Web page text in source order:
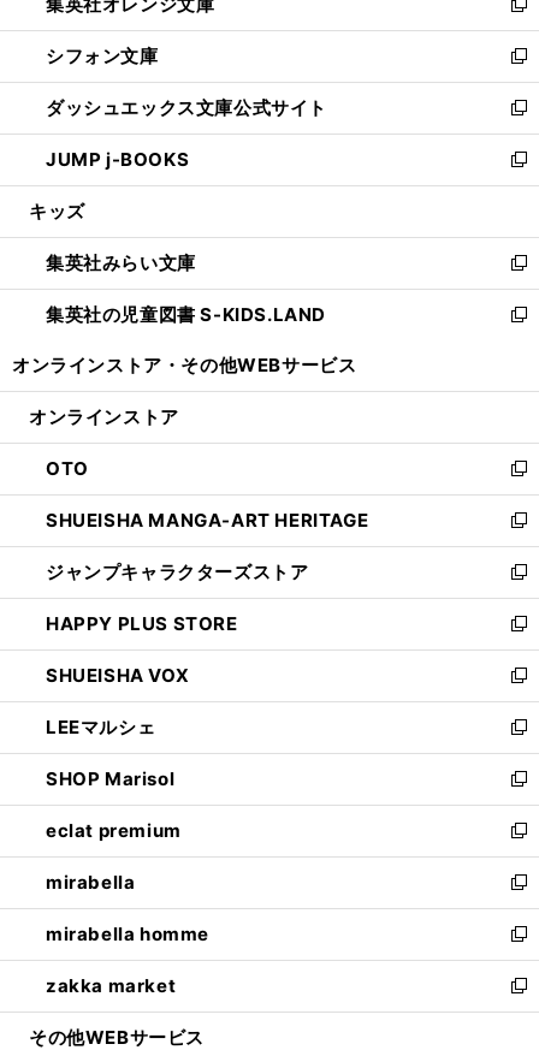
で
開
く
ド
ウ
で
開
く
い
ウ
ィ
ン
ド
ウ
で
開
新
し
い
ウ
ィ
ン
ド
ウ
開
く
シフォン文庫
新
し
い
ウ
ィ
ン
ウ
で
開
く
ダッシュエックス文庫公式サイト
新
し
い
ウ
ン
ド
ウ
で
JUMP j-BOOKS
新
し
ウ
ィ
ン
ド
開
キッズ
集英社みらい文庫
新
し
い
ン
ウ
で
開
く
集英社の児童図書 S-KIDS.LAND
新
ウ
ン
ド
ウ
で
開
く
オンラインストア・ その他WEBサービス
オンラインストア
OTO
新
し
い
ウ
ィ
ン
ド
ウ
で
開
く
SHUEISHA MANGA-ART HERITAGE
新
し
い
ウ
ィ
ン
ド
ウ
で
開
く
ジャンプキャラクターズストア
新
し
い
ウ
ィ
ン
ド
ウ
で
開
く
HAPPY PLUS STORE
新
し
い
ウ
ィ
ン
ド
ウ
で
開
く
SHUEISHA VOX
新
し
い
ウ
ィ
ン
ド
ウ
で
開
く
LEEマルシェ
新
し
い
ウ
ィ
ン
ド
ウ
で
開
く
SHOP Marisol
新
し
い
ウ
ィ
ン
ド
ウ
で
開
eclat premium
新
し
い
ウ
ィ
ン
ド
ウ
mirabella
新
し
い
ウ
ィ
ン
mirabella homme
新
し
い
ウ
zakka market
新
し
その他WEBサービス